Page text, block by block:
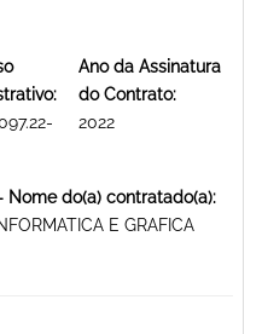
Ano da Assinatura
do Contrato:
2022
Nome do(a) contratado(a):
E GRAFICA